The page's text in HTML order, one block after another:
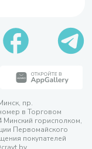
пр.
в Торговом
горисполком,
Первомайского
покупателей